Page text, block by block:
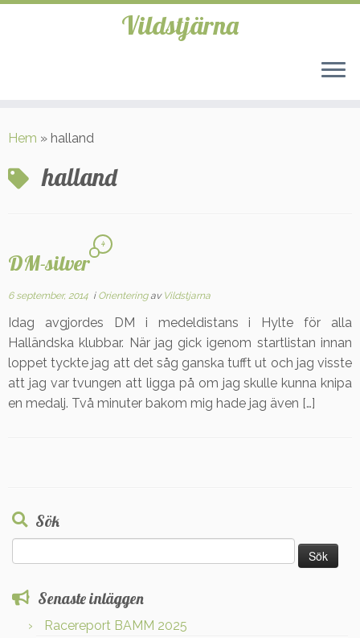
till
Vildstjärna
Hem » halland
halland
DM-silver
4
6 september, 2014 i Orienteringav Vildstjarna
Idag avgjordes DM i medeldistans i Hylte för alla
Halländska klubbar. När jag gick igenom startlistan innan
loppet tyckte jag att det såg ganska tufft ut och jag visste
att jag var tvungen att ligga på om jag skulle kunna knipa
en medalj. Två minuter bakom mig hade jag även […]
Sök
efter:
Senaste inläggen
Racereport BAMM 2025